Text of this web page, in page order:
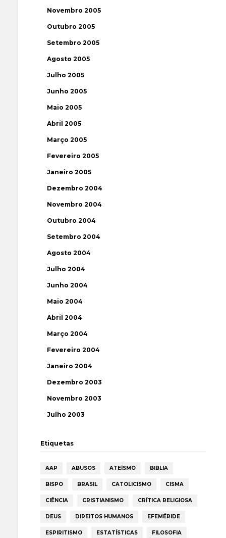
Novembro 2005
Outubro 2005
Setembro 2005
Agosto 2005
Julho 2005
Junho 2005
Maio 2005
Abril 2005
Março 2005
Fevereiro 2005
Janeiro 2005
Dezembro 2004
Novembro 2004
Outubro 2004
Setembro 2004
Agosto 2004
Julho 2004
Junho 2004
Maio 2004
Abril 2004
Março 2004
Fevereiro 2004
Janeiro 2004
Dezembro 2003
Novembro 2003
Julho 2003
Etiquetas
AAP ABUSOS ATEÍSMO BIBLIA
BISPO BRASIL CATOLICISMO CISMA
CIÊNCIA CRISTIANISMO CRÍTICA RELIGIOSA
DEUS DIREITOS HUMANOS EFEMÉRIDE
ESPIRITISMO ESTATÍSTICAS FILOSOFIA